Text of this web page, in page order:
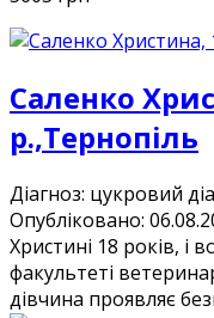
Саленко
р.,Тернопіль
Діагноз: цукровий
Опубліковано:
Христині 18 років, і
факультеті
дівчина проявляє